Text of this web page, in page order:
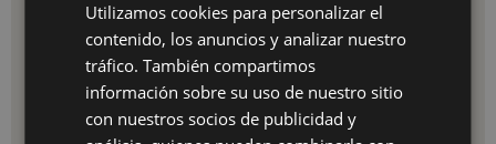
acogedora y atractiva.
Durabilidad: Materiales de alta calidad aseguran una
larga vida útil.
Fácil personalización: Compatible con diversas
bombillas E27.
Versatilidad de uso: Ideal para múltiples espacios del
SPANISH
ES
PT
Utilizamos cookies para personalizar el
contenido, los anuncios y analizar nuestro
tráfico. También compartimos
información sobre su uso de nuestro sitio
con nuestros socios de publicidad y